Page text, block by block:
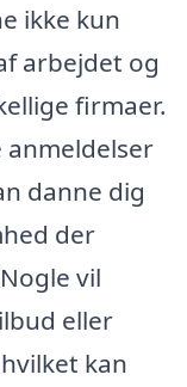
ikke kun
arbejdet og
firmaer.
danne dig
der
vil
eller
kan